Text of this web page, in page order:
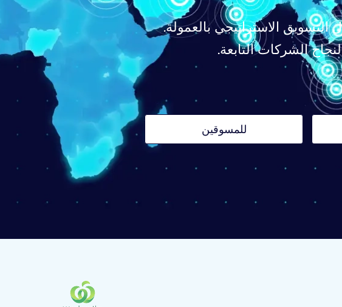
الاستراتيجي بالعمولة.
الشركات التابعة.
للمسوقين